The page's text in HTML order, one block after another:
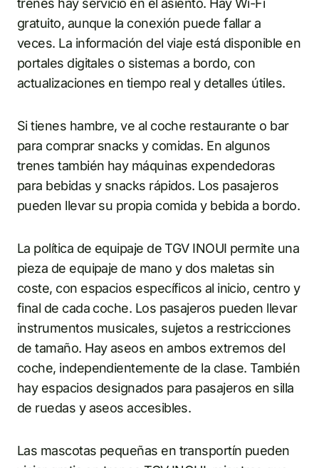
trenes hay servicio en el asiento. Hay Wi-Fi
gratuito, aunque la conexión puede fallar a
veces. La información del viaje está disponible en
portales digitales o sistemas a bordo, con
actualizaciones en tiempo real y detalles útiles.
Si tienes hambre, ve al coche restaurante o bar
para comprar snacks y comidas. En algunos
trenes también hay máquinas expendedoras
para bebidas y snacks rápidos. Los pasajeros
pueden llevar su propia comida y bebida a bordo.
La política de equipaje de TGV INOUI permite una
pieza de equipaje de mano y dos maletas sin
coste, con espacios específicos al inicio, centro y
final de cada coche. Los pasajeros pueden llevar
instrumentos musicales, sujetos a restricciones
de tamaño. Hay aseos en ambos extremos del
coche, independientemente de la clase. También
hay espacios designados para pasajeros en silla
de ruedas y aseos accesibles.
Las mascotas pequeñas en transportín pueden